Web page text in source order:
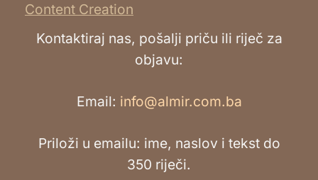
Content Creation
Kontaktiraj nas, pošalji priču ili riječ za
objavu:
Email: info@almir.com.ba
Priloži u emailu: ime, naslov i tekst do
350 riječi.